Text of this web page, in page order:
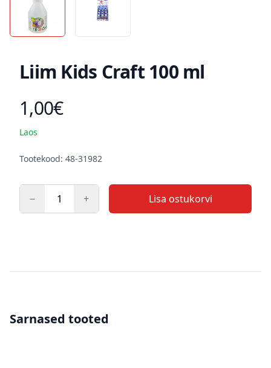
Liim Kids Craft 100 ml
Toote hind
1,00€
Laos
Kirjeldus
Tootekood: 48-31982
− + Lisa ostukorvi
Sarnased tooted